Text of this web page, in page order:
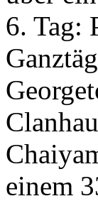
6. Tag:
einem